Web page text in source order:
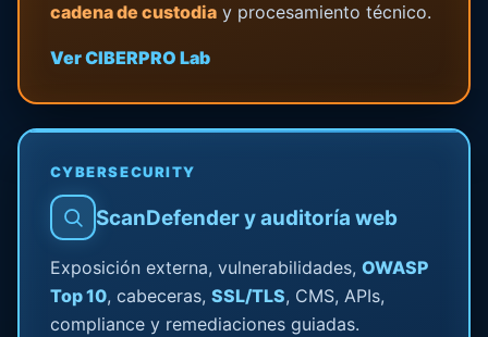
cadena de custodiay procesamiento técnico.
Ver CIBERPRO Lab
CYBERSECURITY
ScanDefender y auditoría web
Exposición externa, vulnerabilidades, OWASP
Top 10, cabeceras, SSL/TLS, CMS, APIs,
compliance y remediaciones guiadas.